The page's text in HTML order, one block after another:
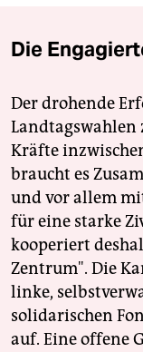
Die
Der drohende
Landtagswahlen
Kräfte
braucht es
und vor allem
für eine starke
kooperiert
Zentrum". Die
linke,
solidarischen
auf. Eine offene